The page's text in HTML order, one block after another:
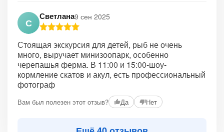
С
Светлана9 сен 2025
Стоящая экскурсия для детей, рыб не очень
много, выручает минизоопарк, особенно
черепашья ферма. В 11:00 и 15:00-шоу-
кормление скатов и акул, есть профессиональный
фотограф
Вам был полезен этот отзыв? Да Нет